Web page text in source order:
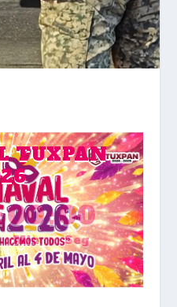
TUXPAN
00
Min
:00
Seg